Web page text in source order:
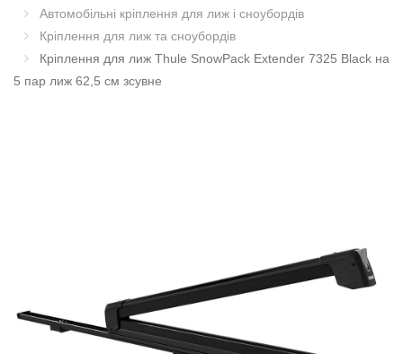
Автомобільні кріплення для лиж і сноубордів
Кріплення для лиж та сноубордів
Кріплення для лиж Thule SnowPack Extender 7325 Black на
5 пар лиж 62,5 см зсувне